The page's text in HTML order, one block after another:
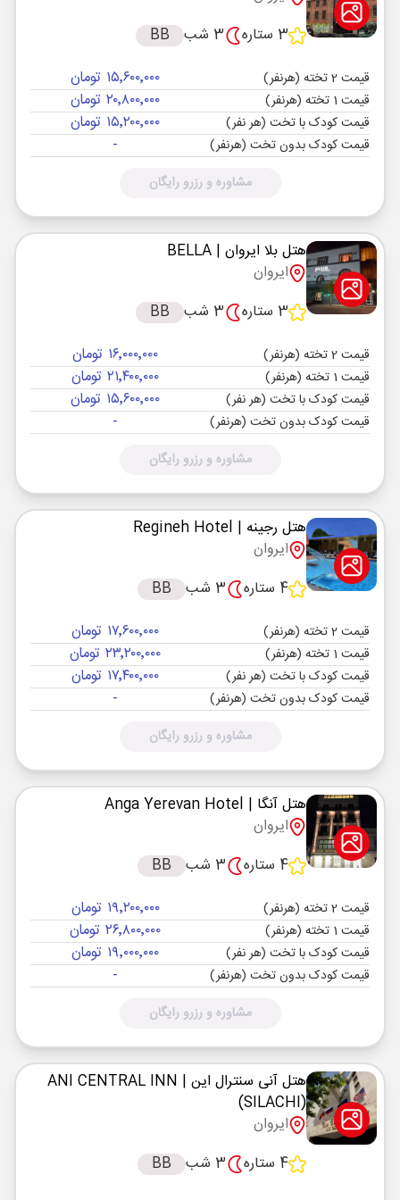
3 ستاره
3 شب BB
قیمت 2 تخته (هرنفر) ۱۵٬۶۰۰٬۰۰۰ تومان
قیمت 1 تخته (هرنفر) ۲۰٬۸۰۰٬۰۰۰ تومان
قیمت کودک با تخت (هر نفر) ۱۵٬۲۰۰٬۰۰۰ تومان
قیمت کودک بدون تخت (هرنفر) -
مشاوره و رزرو رایگان
هتل بلا ایروان | BELLA
ایروان
3 ستاره
3 شب BB
قیمت 2 تخته (هرنفر) ۱۶٬۰۰۰٬۰۰۰ تومان
قیمت 1 تخته (هرنفر) ۲۱٬۴۰۰٬۰۰۰ تومان
قیمت کودک با تخت (هر نفر) ۱۵٬۶۰۰٬۰۰۰ تومان
قیمت کودک بدون تخت (هرنفر) -
مشاوره و رزرو رایگان
هتل رجینه | Regineh Hotel
ایروان
4 ستاره
3 شب BB
قیمت 2 تخته (هرنفر) ۱۷٬۶۰۰٬۰۰۰ تومان
قیمت 1 تخته (هرنفر) ۲۳٬۲۰۰٬۰۰۰ تومان
قیمت کودک با تخت (هر نفر) ۱۷٬۴۰۰٬۰۰۰ تومان
قیمت کودک بدون تخت (هرنفر) -
مشاوره و رزرو رایگان
هتل آنگا | Anga Yerevan Hotel
ایروان
4 ستاره
3 شب BB
قیمت 2 تخته (هرنفر) ۱۹٬۲۰۰٬۰۰۰ تومان
قیمت 1 تخته (هرنفر) ۲۶٬۸۰۰٬۰۰۰ تومان
قیمت کودک با تخت (هر نفر) ۱۹٬۰۰۰٬۰۰۰ تومان
قیمت کودک بدون تخت (هرنفر) -
مشاوره و رزرو رایگان
هتل آنی سنترال این | ANI CENTRAL INN
(SILACHI)
ایروان
4 ستاره
3 شب BB